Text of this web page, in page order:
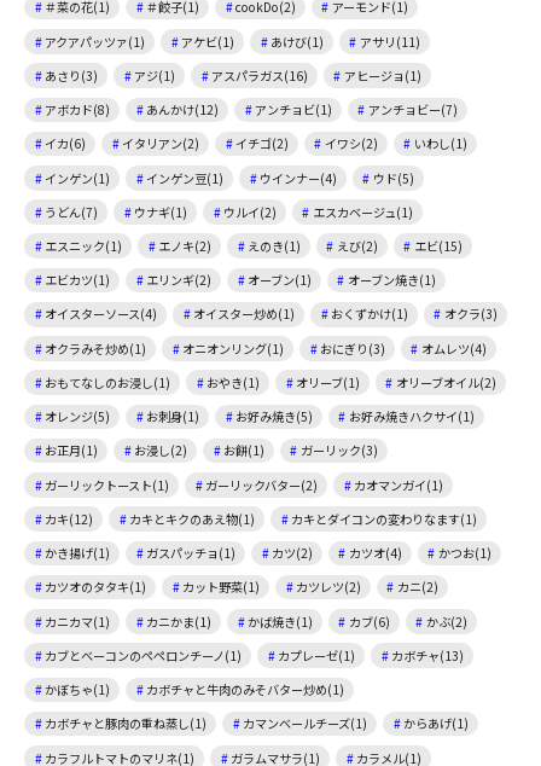
＃菜の花(1) ＃餃子(1) cookDo(2)
アーモンド(1)
アクアパッツァ(1)
アケビ(1) あけび(1)
アサリ(11)
あさり(3)
アジ(1) アスパラガス(16)
アヒージョ(1)
アボカド(8)
あんかけ(12) アンチョビ(1)
アンチョビー(7)
イカ(6)
イタリアン(2) イチゴ(2) イワシ(2)
いわし(1)
インゲン(1)
インゲン豆(1) ウインナー(4)
ウド(5)
うどん(7)
ウナギ(1) ウルイ(2)
エスカベージュ(1)
エスニック(1)
エノキ(2) えのき(1) えび(2)
エビ(15)
エビカツ(1)
エリンギ(2) オーブン(1)
オーブン焼き(1)
オイスターソース(4)
オイスター炒め(1) おくずかけ(1)
オクラ(3)
オクラみそ炒め(1)
オニオンリング(1) おにぎり(3)
オムレツ(4)
おもてなしのお浸し(1)
おやき(1) オリーブ(1)
オリーブオイル(2)
オレンジ(5)
お刺身(1) お好み焼き(5)
お好み焼きハクサイ(1)
お正月(1)
お浸し(2) お餅(1)
ガーリック(3)
ガーリックトースト(1)
ガーリックバター(2)
カオマンガイ(1)
カキ(12)
カキとキクのあえ物(1)
カキとダイコンの変わりなます(1)
かき揚げ(1)
ガスパッチョ(1) カツ(2) カツオ(4)
かつお(1)
カツオのタタキ(1)
カット野菜(1) カツレツ(2)
カニ(2)
カニカマ(1)
カニかま(1) かば焼き(1) カブ(6)
かぶ(2)
カブとベーコンのペペロンチーノ(1)
カプレーゼ(1)
カボチャ(13)
かぼちゃ(1)
カボチャと牛肉のみそバター炒め(1)
カボチャと豚肉の重ね蒸し(1)
カマンベールチーズ(1)
からあげ(1)
カラフルトマトのマリネ(1)
ガラムマサラ(1)
カラメル(1)